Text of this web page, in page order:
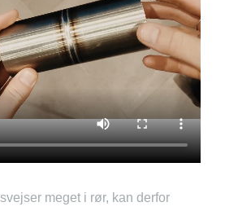
meget i rør, kan derfor